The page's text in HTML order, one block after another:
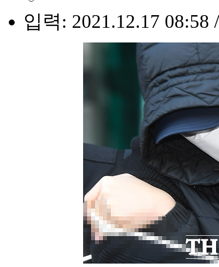
입력: 2021.12.17 08:58